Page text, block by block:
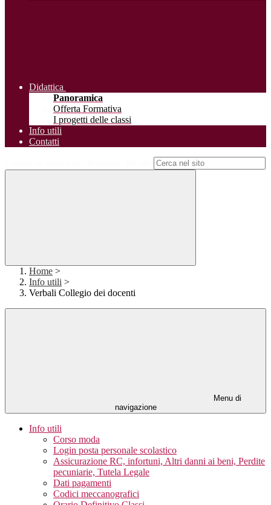
Didattica
Panoramica
Offerta Formativa
I progetti delle classi
Info utili
Contatti
Home >
Info utili >
Verbali Collegio dei docenti
Menu di
navigazione
Info utili
Corso moda
Login posta personale scolastico
Assicurazione RC, infortuni, Altri danni ai beni, Perdite
pecuniarie, Tutela Legale
Dati pagamenti
Codici meccanografici